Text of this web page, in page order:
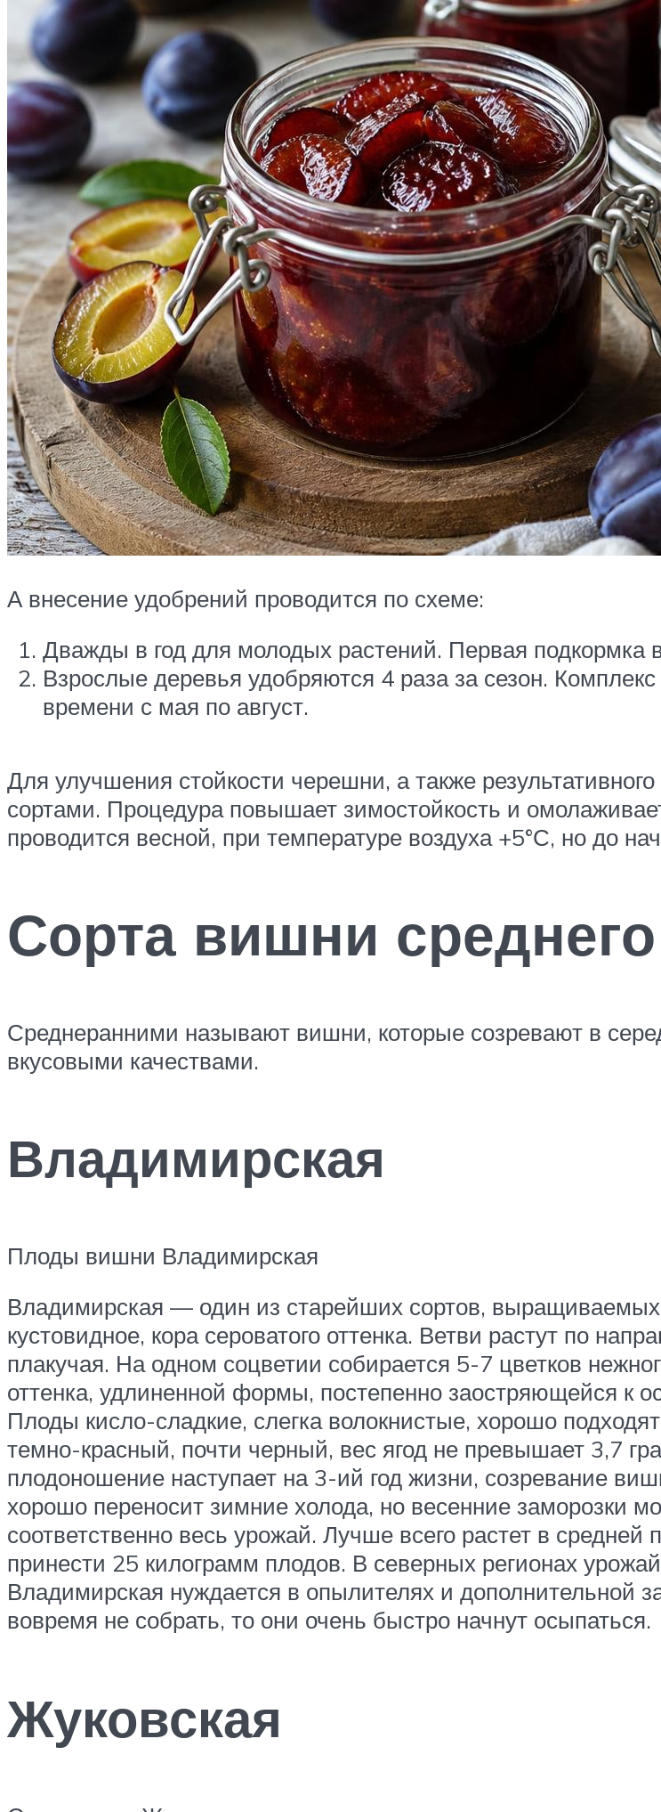
А внесение удобрений проводится по схеме:
Дважды в год для молодых растений. Первая подкормка
Взрослые деревья удобряются 4 раза за сезон.
времени с мая по август.
Для улучшения стойкости черешни, а также
сортами. Процедура повышает зимостойкость и
проводится весной, при температуре воздуха +5°С, но до
Сорта вишни
Среднеранними называют вишни, которые созревают в
вкусовыми качествами.
Владимирская
Плоды вишни Владимирская
Владимирская — один из старейших сортов,
кустовидное, кора сероватого оттенка. Ветви растут по
плакучая. На одном соцветии собирается 5-7 цветков
оттенка, удлиненной формы, постепенно заостряющейся к
Плоды кисло-сладкие, слегка волокнистые, хорошо
темно-красный, почти черный, вес ягод не превышает 3,7
плодоношение наступает на 3-ий год жизни, созревание
хорошо переносит зимние холода, но весенние заморозки
соответственно весь урожай. Лучше всего растет в
принести 25 килограмм плодов. В северных регионах
Владимирская нуждается в опылителях и дополнительной
вовремя не собрать, то они очень быстро начнут осыпаться.
Жуковская